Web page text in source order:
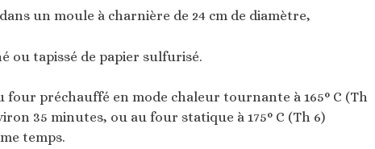
un moule à charnière de 24 cm de diamètre,
ou tapissé de papier sulfurisé.
four préchauffé en mode chaleur tournante à 165° C (Th
35 minutes, ou au four statique à 175° C (Th 6)
temps.